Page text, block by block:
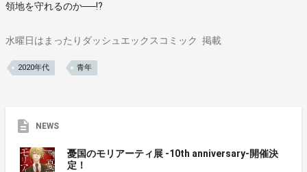
領地を守れるのか──!?
水曜日はまったりダッシュエックスコミック 掲載
2020年代 青年
NEWS
憂国のモリアーティ展 -10th anniversary-開催決
定！